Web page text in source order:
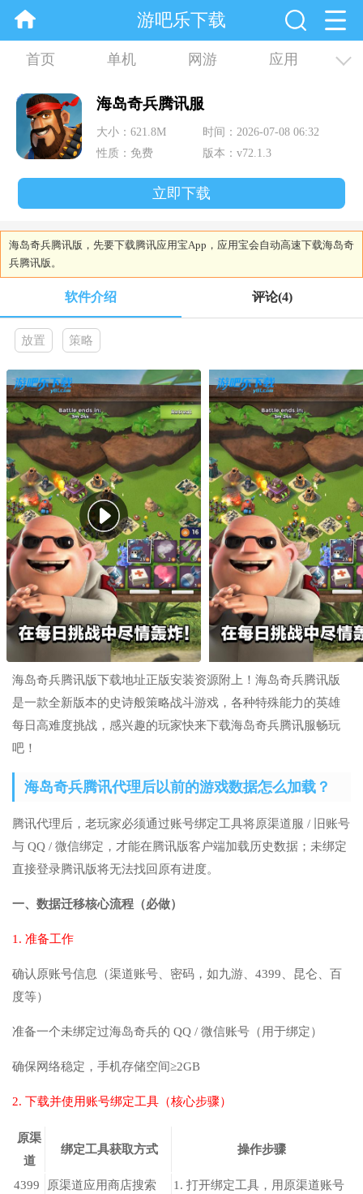
游吧乐下载
首页 单机 网游 应用
资讯 合集
海岛奇兵腾讯服
大小：621.8M
时间：2026-07-08 06:32
性质：免费
版本：v72.1.3
立即下载
海岛奇兵腾讯版，先要下载腾讯应用宝App，应用宝会自动高速下载海岛奇
兵腾讯版。
软件介绍 评论(4)
放置 策略
海岛奇兵腾讯版下载地址正版安装资源附上！海岛奇兵腾讯版
是一款全新版本的史诗般策略战斗游戏，各种特殊能力的英雄
每日高难度挑战，感兴趣的玩家快来下载海岛奇兵腾讯服畅玩
吧！
海岛奇兵腾讯代理后以前的游戏数据怎么加载？
腾讯代理后，老玩家必须通过账号绑定工具将原渠道服 / 旧账号
与 QQ / 微信绑定，才能在腾讯版客户端加载历史数据；未绑定
直接登录腾讯版将无法找回原有进度。
一、数据迁移核心流程（必做）
1. 准备工作
确认原账号信息（渠道账号、密码，如九游、4399、昆仑、百
度等）
准备一个未绑定过海岛奇兵的 QQ / 微信账号（用于绑定）
确保网络稳定，手机存储空间≥2GB
2. 下载并使用账号绑定工具（核心步骤）
原渠
道
绑定工具获取方式 操作步骤
4399
原渠道应用商店搜索
1. 打开绑定工具，用原渠道账号